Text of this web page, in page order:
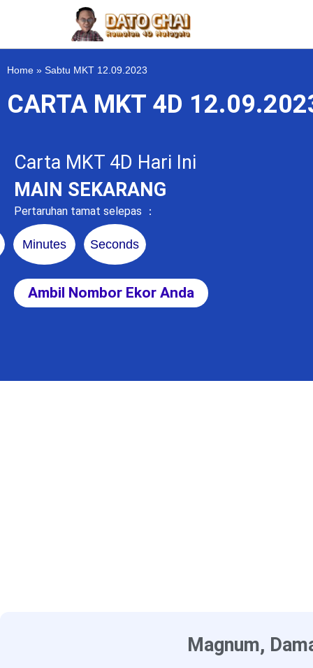
Home » Sabtu MKT 12.09.2023
CARTA MKT 4D
Carta MKT 4D Hari Ini
MAIN SEKARANG
Pertaruhan tamat selepas ：
Minutes Seconds
Ambil Nombor Ekor Anda
Magnum,